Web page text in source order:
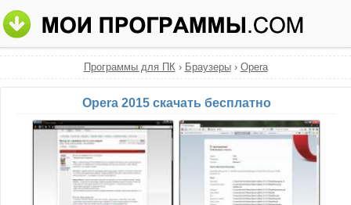
Программы для ПК› Браузеры› Opera
Opera 2015 скачать бесплатно